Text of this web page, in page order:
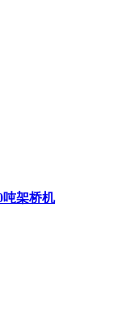
吨架桥机